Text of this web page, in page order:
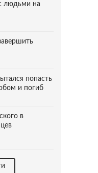
людьми на
попасть
и погиб
в